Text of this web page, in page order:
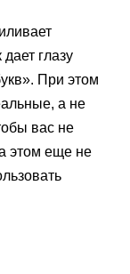
глазу
При этом
а не
вас не
этом еще не